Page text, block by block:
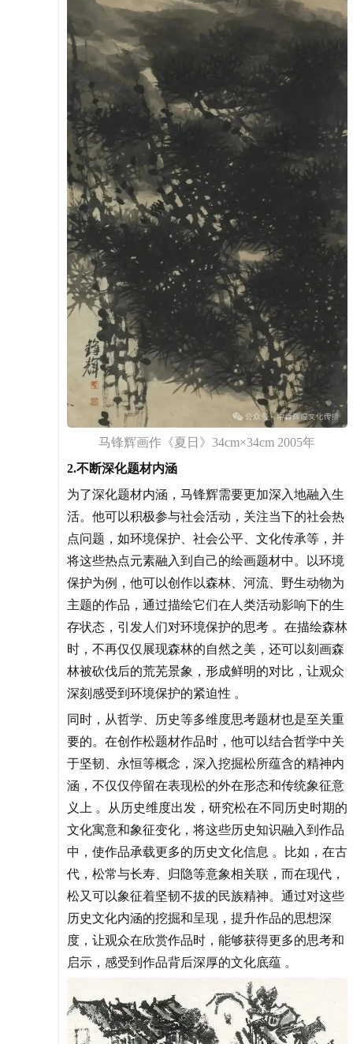
马锋辉画作《夏日》34cm×34cm 2005年
2.不断深化题材内涵
为了深化题材内涵，马锋辉需要更加深入地融入生
活。他可以积极参与社会活动，关注当下的社会热
点问题，如环境保护、社会公平、文化传承等，并
将这些热点元素融入到自己的绘画题材中。以环境
保护为例，他可以创作以森林、河流、野生动物为
主题的作品，通过描绘它们在人类活动影响下的生
存状态，引发人们对环境保护的思考 。在描绘森林
时，不再仅仅展现森林的自然之美，还可以刻画森
林被砍伐后的荒芜景象，形成鲜明的对比，让观众
深刻感受到环境保护的紧迫性 。
同时，从哲学、历史等多维度思考题材也是至关重
要的。在创作松题材作品时，他可以结合哲学中关
于坚韧、永恒等概念，深入挖掘松所蕴含的精神内
涵，不仅仅停留在表现松的外在形态和传统象征意
义上 。从历史维度出发，研究松在不同历史时期的
文化寓意和象征变化，将这些历史知识融入到作品
中，使作品承载更多的历史文化信息 。比如，在古
代，松常与长寿、归隐等意象相关联，而在现代，
松又可以象征着坚韧不拔的民族精神。通过对这些
历史文化内涵的挖掘和呈现，提升作品的思想深
度，让观众在欣赏作品时，能够获得更多的思考和
启示，感受到作品背后深厚的文化底蕴 。